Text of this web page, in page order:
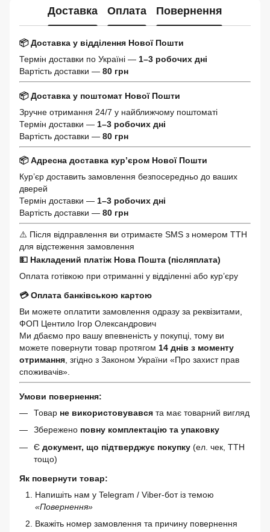
Доставка Оплата Повернення
📦 Доставка у відділення Нової Пошти
Термін доставки по Україні — 1–3 робочих дні
Вартість доставки — 80 грн
📦 Доставка у поштомат Нової Пошти
Зручне отримання 24/7 у найближчому поштоматі
Термін доставки — 1–3 робочих дні
Вартість доставки — 80 грн
📦 Адресна доставка кур’єром Нової Пошти
Кур’єр доставить замовлення безпосередньо до ваших
дверей
Термін доставки — 1–3 робочих дні
Вартість доставки — 80 грн
⚠️ Після відправлення ви отримаєте SMS з номером ТТН
для відстеження замовлення
💵 Накладений платіж Нова Пошта (післяплата)
Оплата готівкою при отриманні у відділенні або кур’єру
💳 Оплата банківською картою
Ви можете оплатити замовлення одразу за реквізитами,
ФОП Центило Ігор Олександрович
Ми дбаємо про вашу впевненість у покупці, тому ви
можете повернути товар протягом 14 днів з моменту
отримання , згідно з Законом України «Про захист прав
споживачів».
Умови повернення:
Товар не використовувався та має товарний вигляд
Збережено повну комплектацію та упаковку
Є документ, що підтверджує покупку (ел. чек, ТТН
тощо)
Як повернути товар:
Напишіть нам у Telegram / Viber-бот із темою
«Повернення»
Вкажіть номер замовлення та причину повернення